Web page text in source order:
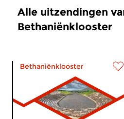
Alle uitzendingen
Bethaniënklooster
Bethaniënklooster